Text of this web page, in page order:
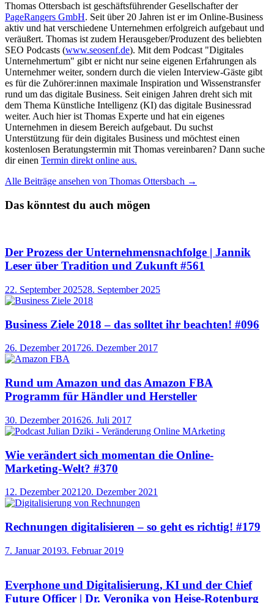
Thomas Ottersbach ist geschäftsführender Gesellschafter der
PageRangers GmbH. Seit über 20 Jahren ist er im Online-Business
aktiv und hat verschiedene Unternehmen erfolgreich aufgebaut und
veräußert. Thomas ist zudem Herausgeber/Produzent des beliebten
SEO Podcasts (www.seosenf.de). Mit dem Podcast "Digitales
Unternehmertum" gibt er nicht nur seine eigenen Erfahrungen als
Unternehmer weiter, sondern durch die vielen Interview-Gäste gibt
es für die Zuhörer:innen maximale Inspiration und Wissenstransfer
rund um das digitale Business. Seit einigen Jahren dreht sich mit
dem Thema Künstliche Intelligenz (KI) das digitale Businessrad
weiter. Auch hier ist Thomas Experte und hat ein eigenes
Unternehmen in diesem Bereich aufgebaut. Du suchst
Unterstützung für dein digitales Business und möchtest einen
kostenlosen Beratungstermin mit Thomas vereinbaren? Dann suche
dir einen Termin direkt online aus.
Alle Beiträge ansehen von Thomas Ottersbach →
Das könntest du auch mögen
Der Prozess der Unternehmensnachfolge | Jannik
Leser über Tradition und Zukunft #561
22. September 202528. September 2025
Business Ziele 2018 – das solltet ihr beachten! #096
26. Dezember 201726. Dezember 2017
Rund um Amazon und das Amazon FBA
Programm für Händler und Hersteller
30. Dezember 201626. Juli 2017
Wie verändert sich momentan die Online-
Marketing-Welt? #370
12. Dezember 2021 20. Dezember 2021
Rechnungen digitalisieren – so geht es richtig! #179
7. Januar 20193. Februar 2019
Everphone und Digitalisierung, KI und der Chief
Future Officer | Dr. Veronika von Heise-Rotenburg